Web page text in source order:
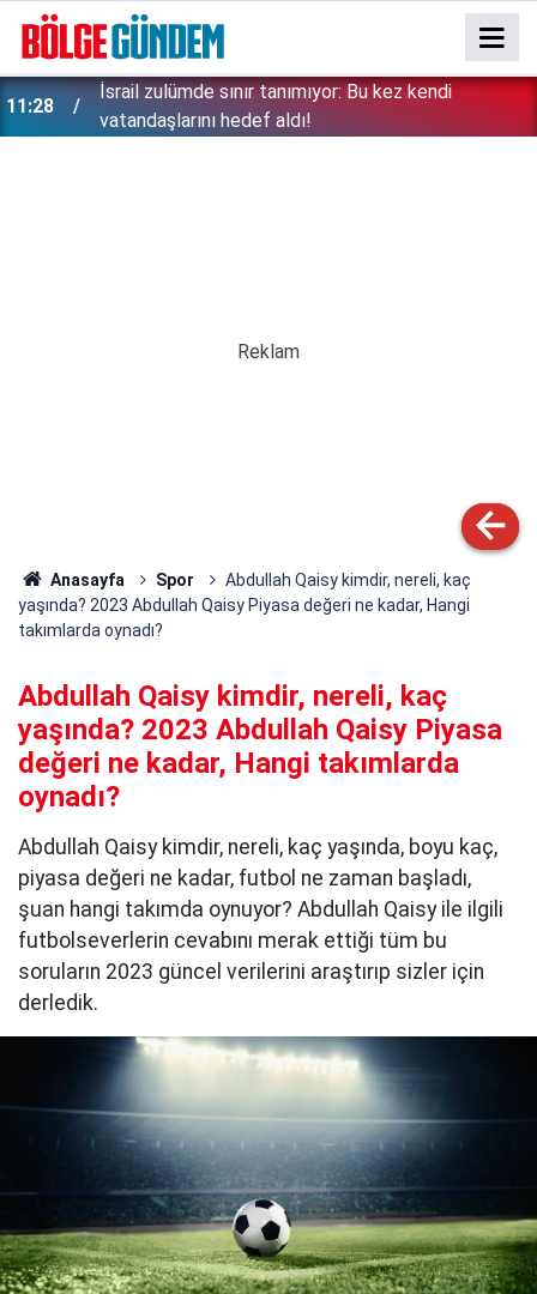
11:28
İsrail zulümde sınır tanımıyor: Bu kez kendi
vatandaşlarını hedef aldı!
Anasayfa Spor
Abdullah Qaisy kimdir, nereli, kaç
yaşında? 2023 Abdullah Qaisy Piyasa değeri ne kadar, Hangi
takımlarda oynadı?
Abdullah Qaisy kimdir, nereli, kaç
yaşında? 2023 Abdullah Qaisy Piyasa
değeri ne kadar, Hangi takımlarda
oynadı?
Abdullah Qaisy kimdir, nereli, kaç yaşında, boyu kaç,
piyasa değeri ne kadar, futbol ne zaman başladı,
şuan hangi takımda oynuyor? Abdullah Qaisy ile ilgili
futbolseverlerin cevabını merak ettiği tüm bu
soruların 2023 güncel verilerini araştırıp sizler için
derledik.